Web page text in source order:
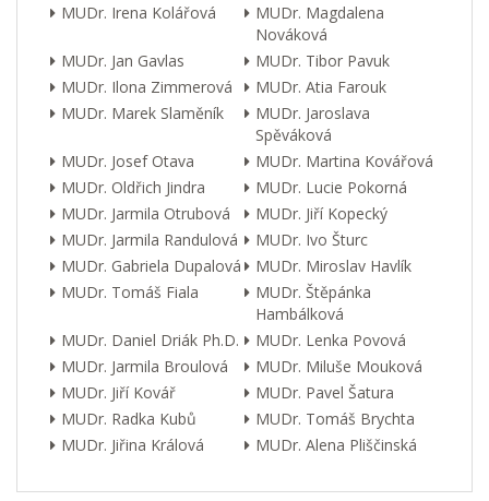
MUDr. Irena Kolářová
MUDr. Magdalena
Nováková
MUDr. Jan Gavlas
MUDr. Tibor Pavuk
MUDr. Ilona Zimmerová
MUDr. Atia Farouk
MUDr. Marek Slaměník
MUDr. Jaroslava
Spěváková
MUDr. Josef Otava
MUDr. Martina Kovářová
MUDr. Oldřich Jindra
MUDr. Lucie Pokorná
MUDr. Jarmila Otrubová
MUDr. Jiří Kopecký
MUDr. Jarmila Randulová
MUDr. Ivo Šturc
MUDr. Gabriela Dupalová
MUDr. Miroslav Havlík
MUDr. Tomáš Fiala
MUDr. Štěpánka
Hambálková
MUDr. Daniel Driák Ph.D.
MUDr. Lenka Povová
MUDr. Jarmila Broulová
MUDr. Miluše Mouková
MUDr. Jiří Kovář
MUDr. Pavel Šatura
MUDr. Radka Kubů
MUDr. Tomáš Brychta
MUDr. Jiřina Králová
MUDr. Alena Pliščinská